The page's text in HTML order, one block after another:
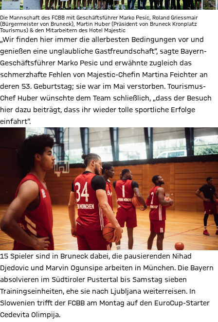
Die Mannschaft des FCBB mit Geschäftsführer Marko Pesic, Roland Griessmair
(Bürgermeister von Bruneck), Martin Huber (Präsident von Bruneck Kronplatz
Tourismus) & den Mitarbeitern des Hotel Majestic
„Wir finden hier immer die allerbesten Bedingungen vor und
genießen eine unglaubliche Gastfreundschaft“, sagte Bayern-
Geschäftsführer Marko Pesic und erwähnte zugleich das
schmerzhafte Fehlen von Majestic-Chefin Martina Feichter an
deren 53. Geburtstag; sie war im Mai verstorben. Tourismus-
Chef Huber wünschte dem Team schließlich, „dass der Besuch
hier dazu beiträgt, dass ihr wieder tolle sportliche Erfolge
einfahrt“.
15 Spieler sind in Bruneck dabei, die pausierenden Nihad
Djedovic und Marvin Ogunsipe arbeiten in München. Die Bayern
absolvieren im Südtiroler Pustertal bis Samstag sieben
Trainingseinheiten, ehe sie nach Ljubljana weiterreisen. In
Slowenien trifft der FCBB am Montag auf den EuroCup-Starter
Cedevita Olimpija.